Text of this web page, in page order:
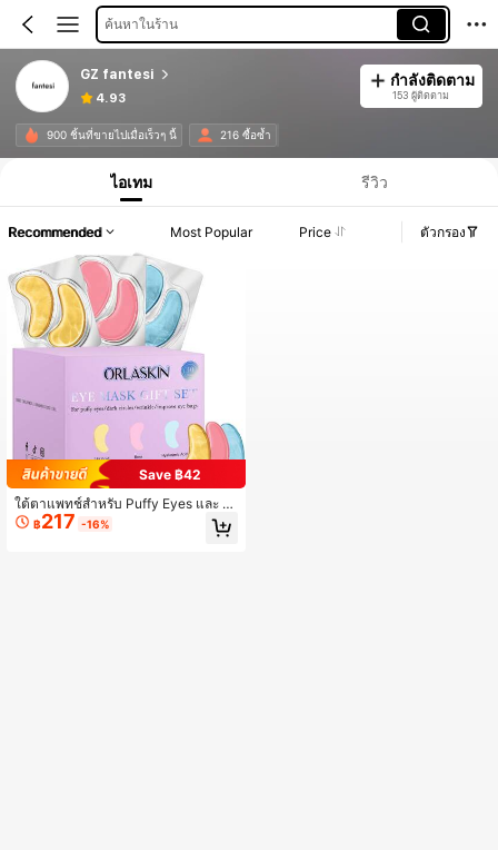
ค้นหาในร้าน
GZ fantesi
4.93
กำลังติดตาม
153 ผู้ติดตาม
900 ชิ้นที่ขายไปเมื่อเร็วๆ นี้ 216 ซื้อซ้ำ
ไอเทม รีวิว
Recommended Most Popular Price ตัวกรอง
Save ฿42
ใต้ตาแพทช์สำหรับ Puffy Eyes และ D
ark Circles,24 K Gold Eye Masks,Ey
e Gel Pads พร้อมคอลลาเจนและกรดไ
฿217 -16%